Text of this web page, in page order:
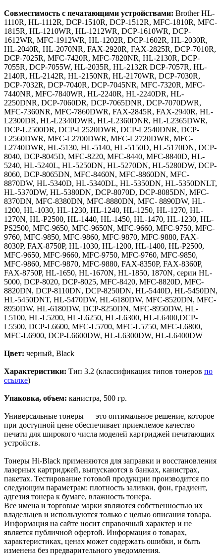
Совместимость с печатающими устройствами: Brother HL-
1110R, HL-1112R, DCP-1510R, DCP-1512R, MFC-1810R, MFC-
1815R, HL-1210WR, HL-1212WR, DCP-1610WR, DCP-
1612WR, MFC-1912WR, HL-1202R, DCP-1602R, HL-2030R,
HL-2040R, HL-2070NR, FAX-2920R, FAX-2825R, DCP-7010R,
DCP-7025R, MFC-7420R, MFC-7820NR, HL-2130R, DCP-
7055R, DCP-7055W, HL-2035R, HL-2132R DCP-7057R, HL-
2140R, HL-2142R, HL-2150NR, HL-2170WR, DCP-7030R,
DCP-7032R, DCP-7040R, DCP-7045NR, MFC-7320R, MFC-
7440NR, MFC-7840WR, HL-2240R, HL-2240DR, HL-
2250DNR, DCP-7060DR, DCP-7065DNR, DCP-7070DWR,
MFC-7360NR, MFC-7860DWR, FAX-2845R, FAX-2940R, HL-
L2300DR, HL-L2340DWR, HL-L2360DNR, HL-L2365DWR,
DCP-L2500DR, DCP-L2520DWR, DCP-L2540DNR, DCP-
L2560DWR, MFC-L2700DWR, MFC-L2720DWR, MFC-
L2740DWR, HL-5130, HL-5140, HL-5150D, HL-5170DN, DCP-
8040, DCP-8045D, MFC-8220, MFC-8440, MFC-8840D, HL-
5240, HL-5240L, HL-5250DN, HL-5270DN, HL-5280DW, DCP-
8060, DCP-8065DN, MFC-8460N, MFC-8860DN, MFC-
8870DW, HL-5340D, HL-5340DL, HL-5350DN, HL-5350DNLT,
HL-5370DW, HL-5380DN, DCP-8070D, DCP-8085DN, MFC-
8370DN, MFC-8380DN, MFC-8880DN, MFC- 8890DW, HL-
1200, HL-1030, HL-1230, HL-1240, HL-1250, HL-1270, HL-
1270N, HL-P2500, HL-1440, HL-1450, HL-1470, HL-1230, HL-
PS2500, MFC-9650, MFC-9650N, MFC-9660, MFC-9750, MFC-
9760, MFC-9850, MFC-9860, MFC-9870, MFC-9880, FAX-
8030P, FAX-8750P, HL-1030, HL-1200, HL-1400, HL-P2500,
MFC-9650, MFC-9660, MFC-9750, MFC-9760, MFC-9850,
MFC-9860, MFC-9870, MFC-9880, FAX-8350P, FAX-8360P,
FAX-8750P, HL-1650, HL-1670N, HL-1850, 1870N, серии HL-
5000, DCP-8020, DCP-8025, MFC-8420, MFC-8820D, MFC-
8820DN, DCP-8110DN, DCP-8250DN, HL-5440D, HL-5450DN,
HL-5450DNT, HL-5470DW, HL-6180DW, MFC-8520DN, MFC-
8950DW, HL-6180DW, DCP-8250DN, MFC-8950DW, HL-
L5100, HL-L5200, HL-L6250, HL-L6300, HL-L6400,DCP-
L5500, DCP-L6600, MFC-L5700, MFC-L5750, MFC-L6800,
MFC-L6900, DCP-L6600DW, HL-L6300DW, HL-L6400DW
Цвет: черный, Black
Характеристики: Тип 3.2 (классификация типов тонеров по
ссылке)
Упаковка, объем: канистра, 500 гр.
Универсальные тонеры — это оптимальное решение, которое
при доступной цене обеспечивает приемлемое качество
печати для широкого числа моделей картриджей печатающих
устройств.
Тонеры Hi-Black применяются для заправки и восстановления
лазерных картриджей, выпускаются в банках, канистрах,
пакетах. Тестирование готовой продукции производится по
следующим параметрам: плотность заливки, фон, градиент,
адгезия тонера к бумаге, влажность тонера.
Все имена и торговые марки являются собственностью их
владельцев и используются только с целью описания товара.
Информация на сайте носит справочный характер и не
является публичной офертой. Информация о товарах,
характеристиках, ценах может содержать ошибки, и быть
изменена без предварительного уведомления.